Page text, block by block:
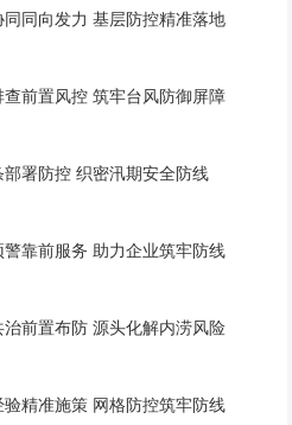
同向发力 基层防控精准落地
前置风控 筑牢台风防御屏障
署防控 织密汛期安全防线
靠前服务 助力企业筑牢防线
前置布防 源头化解内涝风险
精准施策 网格防控筑牢防线